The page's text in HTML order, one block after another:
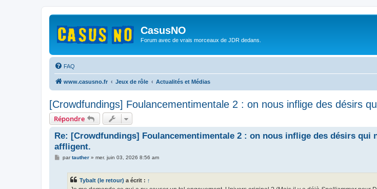
CasusNO
Forum avec de vrais morceaux de JDR dedans.
FAQ
www.casusno.fr Jeux de rôle Actualités et Médias
[Crowdfundings] Foulancementimentale 2 : on nous inflige des désirs
Répondre
Re: [Crowdfundings] Foulancementimentale 2 : on nous inflige des désirs qui
affligent.
Mpartauther» mer. juin 03, 2026 8:56 am
Tybalt (le retour) a écrit : ↑